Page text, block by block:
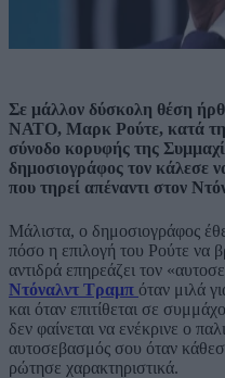
Σε μάλλον δύσκολη θέση
ΝΑΤΟ, Μαρκ Ρούτε, κατά τη
σύνοδο κορυφής της
δημοσιογράφος τον κάλεσε
που τηρεί απέναντι στον
Μάλιστα, ο δημοσιογράφος
πόσο η επιλογή του Ρούτε να
αντιδρά επηρεάζει τον
Ντόναλντ Τραμπ όταν μιλά
και όταν επιτίθεται σε
δεν φαίνεται να ενέκρινε ο
αυτοσεβασμός σου όταν
ρώτησε χαρακτηριστικά.